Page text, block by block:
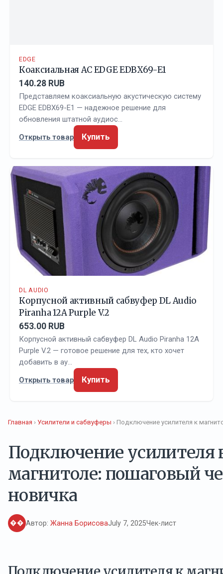
EDGE
Коаксиальная АС EDGE EDBX69-E1
140.28 RUB
Представляем коаксиальную акустическую систему
EDGE EDBX69-E1 — надежное решение для
обновления штатной аудиос…
Открыть товар
Купить
DL AUDIO
Корпусной активный сабвуфер DL Audio
Piranha 12A Purple V.2
653.00 RUB
Корпусной активный сабвуфер DL Audio Piranha 12A
Purple V.2 — готовое решение для тех, кто хочет
добавить в ау…
Открыть товар
Купить
Главная › Усилители и сабвуферы › Подключение усилителя к
Подключение усилителя
магнитоле: пошаговый
новичка
�� Автор: Жанна БорисоваJuly 7, 2025Чек-лист